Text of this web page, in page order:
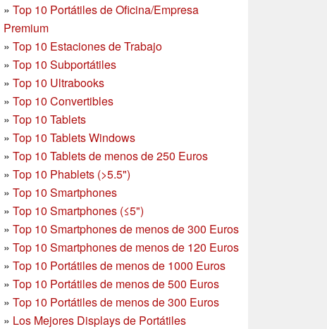
» Top 10 Portátiles de Oficina/Empresa
Premium
» Top 10 Estaciones de Trabajo
» Top 10 Subportátiles
» Top 10 Ultrabooks
» Top 10 Convertibles
» Top 10 Tablets
» Top 10 Tablets Windows
» Top 10 Tablets de menos de 250 Euros
» Top 10 Phablets (>5.5")
» Top 10 Smartphones
» Top 10 Smartphones (≤5")
» Top 10 Smartphones de menos de 300 Euros
» Top 10 Smartphonesde menos de 120 Euros
» Top 10 Portátiles de menos de 1000 Euros
» Top 10 Portátiles de menos de 500 Euros
» Top 10 Portátiles de menos de 300 Euros
» Los Mejores Displays de Portátiles